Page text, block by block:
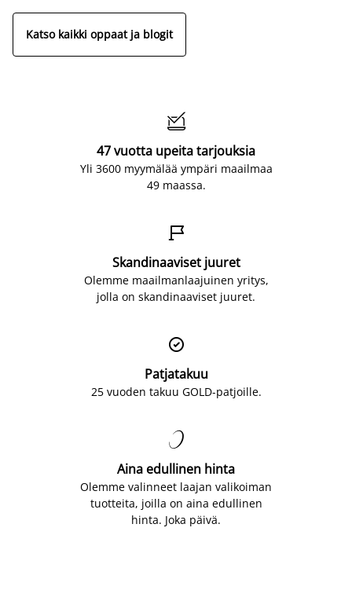
Katso kaikki oppaat ja blogit

47 vuotta upeita tarjouksia
Yli 3600 myymälää ympäri maailmaa
49 maassa.

Skandinaaviset juuret
Olemme maailmanlaajuinen yritys,
jolla on skandinaaviset juuret.

Patjatakuu
25 vuoden takuu GOLD-patjoille.

Aina edullinen hinta
Olemme valinneet laajan valikoiman
tuotteita, joilla on aina edullinen
hinta. Joka päivä.